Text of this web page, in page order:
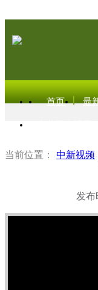
首页 最
当前位置： 中新视频
发布